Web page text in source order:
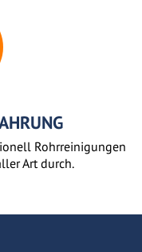
Rohrreinigungen
Art durch.